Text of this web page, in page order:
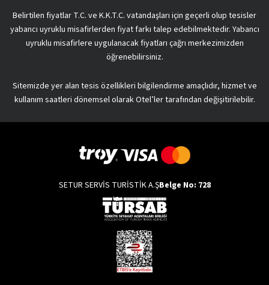
Belirtilen fiyatlar T.C. ve K.K.T.C. vatandaşları için geçerli olup tesisler
yabancı uyruklu misafirlerden fiyat farkı talep edebilmektedir. Yabancı
uyruklu misafirlere uygulanacak fiyatları çağrı merkezimizden
öğrenebilirsiniz.
Sitemizde yer alan tesis özellikleri bilgilendirme amaçlıdır, hizmet ve
kullanım saatleri dönemsel olarak Otel’ler tarafından değişitirilebilir.
SETUR SERVİS TURİSTİK A.ŞBelge No: 728